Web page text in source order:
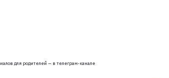
для родителей — в телеграм-канале